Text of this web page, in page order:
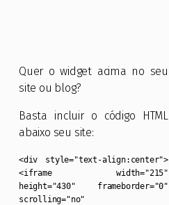
Quer o widget acima no seu
site ou blog?
Basta incluir o código HTML
abaixo seu site:
<div style="text-align:center">
<iframe width="215"
height="430" frameborder="0"
scrolling="no"